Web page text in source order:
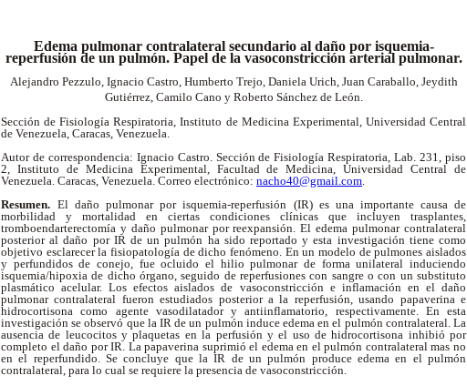
Edema pulmonar contralateral secundario al daño por isquemia-
reperfusión de un pulmón. Papel de la vasoconstricción arterial pulmonar.
Alejandro Pezzulo, Ignacio Castro, Humberto Trejo, Daniela Urich, Juan Caraballo, Jeydith
Gutiérrez, Camilo Cano y Roberto Sánchez de León.
Sección de Fisiología Respiratoria, Instituto de Medicina Experimental, Universidad Central
de Venezuela, Caracas, Venezuela.
Autor de correspondencia: Ignacio Castro. Sección de Fisiología Respiratoria, Lab. 231, piso
2, Instituto de Medicina Experimental, Facultad de Medicina, Universidad Central de
Venezuela. Caracas, Venezuela. Correo electrónico: nacho40@gmail.com.
Resumen. El daño pulmonar por isquemia-reperfusión (IR) es una importante causa de
morbilidad y mortalidad en ciertas condiciones clínicas que incluyen trasplantes,
tromboendarterectomía y daño pulmonar por reexpansión. El edema pulmonar contralateral
posterior al daño por IR de un pulmón ha sido reportado y esta investigación tiene como
objetivo esclarecer la fisiopatología de dicho fenómeno. En un modelo de pulmones aislados
y perfundidos de conejo, fue ocluido el hilio pulmonar de forma unilateral induciendo
isquemia/hipoxia de dicho órgano, seguido de reperfusiones con sangre o con un substituto
plasmático acelular. Los efectos aislados de vasoconstricción e inflamación en el daño
pulmonar contralateral fueron estudiados posterior a la reperfusión, usando papaverina e
hidrocortisona como agente vasodilatador y antiinflamatorio, respectivamente. En esta
investigación se observó que la IR de un pulmón induce edema en el pulmón contralateral. La
ausencia de leucocitos y plaquetas en la perfusión y el uso de hidrocortisona inhibió por
completo el daño por IR. La papaverina suprimió el edema en el pulmón contralateral mas no
en el reperfundido. Se concluye que la IR de un pulmón produce edema en el pulmón
contralateral, para lo cual se requiere la presencia de vasoconstricción.